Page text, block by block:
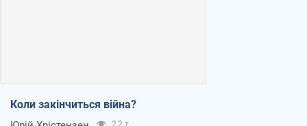
Коли закінчиться війна?
2,2 т.